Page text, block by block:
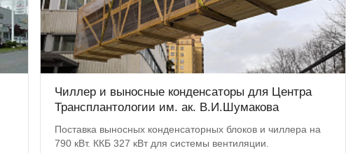
Чиллер и выносные конденсаторы для Центра
Трансплантологии им. ак. В.И.Шумакова
Поставка выносных конденсаторных блоков и чиллера на
790 кВт. ККБ 327 кВт для системы вентиляции.